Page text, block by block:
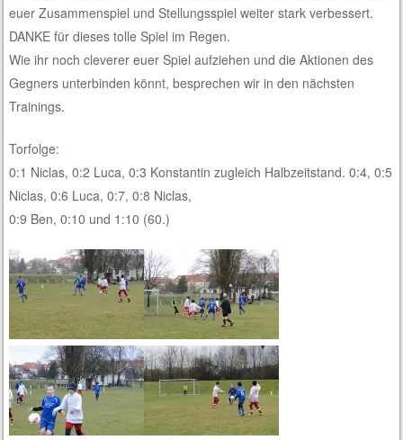
euer Zusammenspiel und Stellungsspiel weiter stark verbessert.
DANKE für dieses tolle Spiel im Regen.
Wie ihr noch cleverer euer Spiel aufziehen und die Aktionen des
Gegners unterbinden könnt, besprechen wir in den nächsten
Trainings.
Torfolge:
0:1 Niclas, 0:2 Luca, 0:3 Konstantin zugleich Halbzeitstand. 0:4, 0:5
Niclas, 0:6 Luca, 0:7, 0:8 Niclas,
0:9 Ben, 0:10 und 1:10 (60.)